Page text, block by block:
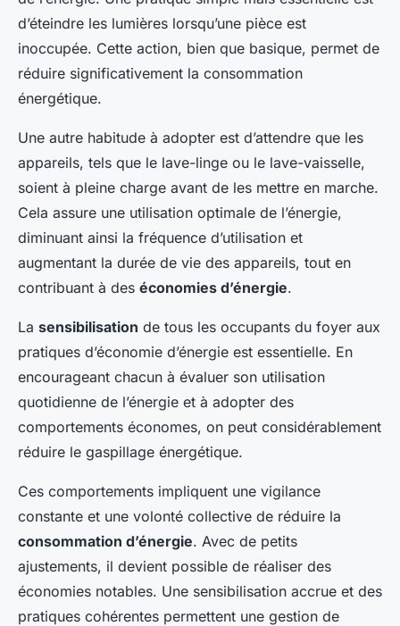
d’éteindre les lumières lorsqu’une pièce est
inoccupée. Cette action, bien que basique, permet de
réduire significativement la consommation
énergétique.
Une autre habitude à adopter est d’attendre que les
appareils, tels que le lave-linge ou le lave-vaisselle,
soient à pleine charge avant de les mettre en marche.
Cela assure une utilisation optimale de l’énergie,
diminuant ainsi la fréquence d’utilisation et
augmentant la durée de vie des appareils, tout en
contribuant à des économies d’énergie.
La sensibilisation de tous les occupants du foyer aux
pratiques d’économie d’énergie est essentielle. En
encourageant chacun à évaluer son utilisation
quotidienne de l’énergie et à adopter des
comportements économes, on peut considérablement
réduire le gaspillage énergétique.
Ces comportements impliquent une vigilance
constante et une volonté collective de réduire la
consommation d’énergie. Avec de petits
ajustements, il devient possible de réaliser des
économies notables. Une sensibilisation accrue et des
pratiques cohérentes permettent une gestion de